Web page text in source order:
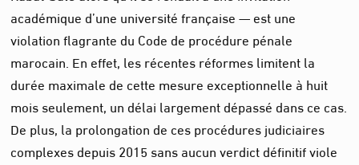
académique d’une université française — est une
violation flagrante du Code de procédure pénale
marocain. En effet, les récentes réformes limitent la
durée maximale de cette mesure exceptionnelle à huit
mois seulement, un délai largement dépassé dans ce cas.
De plus, la prolongation de ces procédures judiciaires
complexes depuis 2015 sans aucun verdict définitif viole